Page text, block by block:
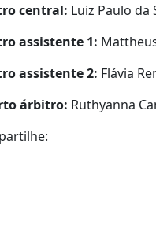
central: Luiz Paulo da
assistente 1:
assistente 2: Flávia
árbitro: Ruthyanna